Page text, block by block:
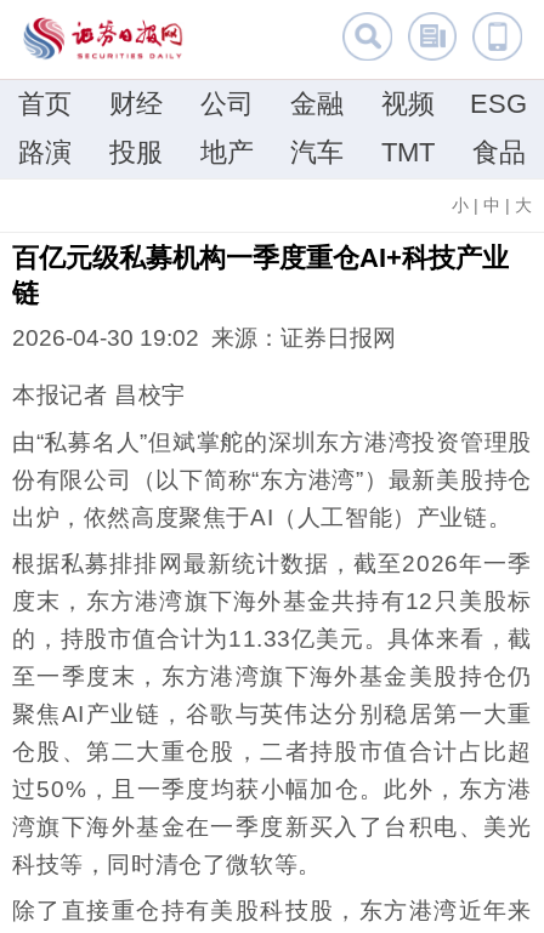
首页 财经 公司 金融 视频
ESG
路演
投服 地产 汽车 TMT 食品
小 | 中 | 大
百亿元级私募机构一季度重仓AI+科技产业
链
2026-04-30 19:02 来源：证券日报网
本报记者 昌校宇
由“私募名人”但斌掌舵的深圳东方港湾投资管理股
份有限公司（以下简称“东方港湾”）最新美股持仓
出炉，依然高度聚焦于AI（人工智能）产业链。
根据私募排排网最新统计数据，截至2026年一季
度末，东方港湾旗下海外基金共持有12只美股标
的，持股市值合计为11.33亿美元。具体来看，截
至一季度末，东方港湾旗下海外基金美股持仓仍
聚焦AI产业链，谷歌与英伟达分别稳居第一大重
仓股、第二大重仓股，二者持股市值合计占比超
过50%，且一季度均获小幅加仓。此外，东方港
湾旗下海外基金在一季度新买入了台积电、美光
科技等，同时清仓了微软等。
除了直接重仓持有美股科技股，东方港湾近年来